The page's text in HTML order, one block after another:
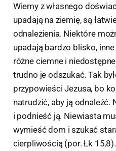
Wiemy z własnego
upadają na ziemię, są
odnalezienia. Niektóre
upadają bardzo blisko,
różne ciemne i
trudno je odszukać. Tak
przypowieści Jezusa, bo
natrudzić, aby ją odnaleźć.
i podnieść ją. Niewiasta
wymieść dom i szukać
cierpliwością (por. Łk